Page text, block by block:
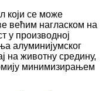
који се може
већим нагласком на
у производној
алуминијумског
на животну средину,
минимизирањем